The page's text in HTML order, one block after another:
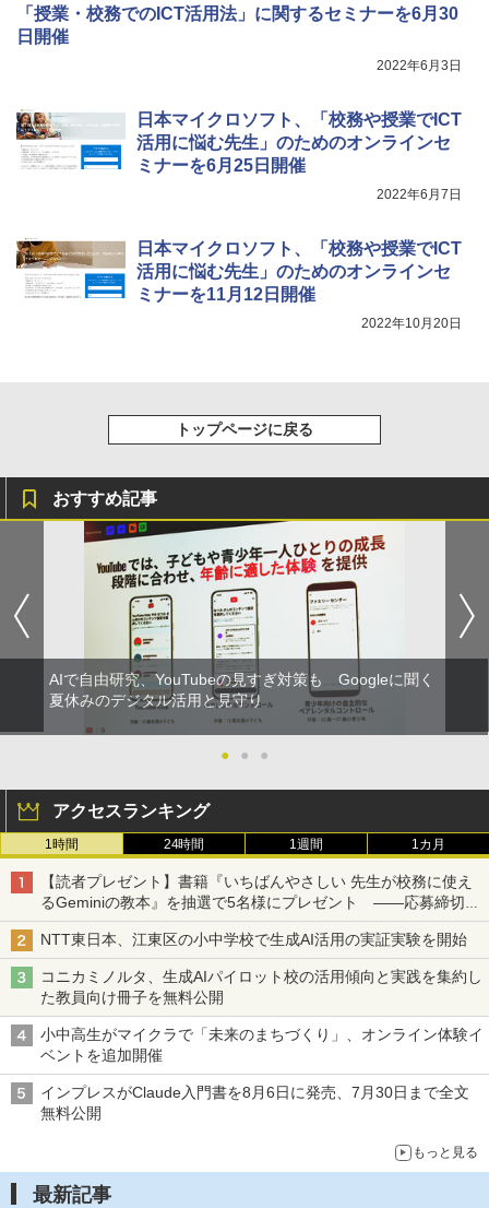
「授業・校務でのICT活用法」に関するセミナーを6月30
日開催
2022年6月3日
日本マイクロソフト、「校務や授業でICT
活用に悩む先生」のためのオンラインセ
ミナーを6月25日開催
2022年6月7日
日本マイクロソフト、「校務や授業でICT
活用に悩む先生」のためのオンラインセ
ミナーを11月12日開催
2022年10月20日
トップページに戻る
おすすめ記事
AIで自由研究、YouTubeの見すぎ対策も Googleに聞く
夏休みのデジタル活用と見守り
● ● ●
アクセスランキング
1時間 24時間 1週間 1カ月
【読者プレゼント】書籍『いちばんやさしい 先生が校務に使え
るGeminiの教本』を抽選で5名様にプレゼント ――応募締切は
2026年8月12日（水）まで
NTT東日本、江東区の小中学校で生成AI活用の実証実験を開始
コニカミノルタ、生成AIパイロット校の活用傾向と実践を集約し
た教員向け冊子を無料公開
小中高生がマイクラで「未来のまちづくり」、オンライン体験イ
ベントを追加開催
インプレスがClaude入門書を8月6日に発売、7月30日まで全文
無料公開
もっと見る
最新記事